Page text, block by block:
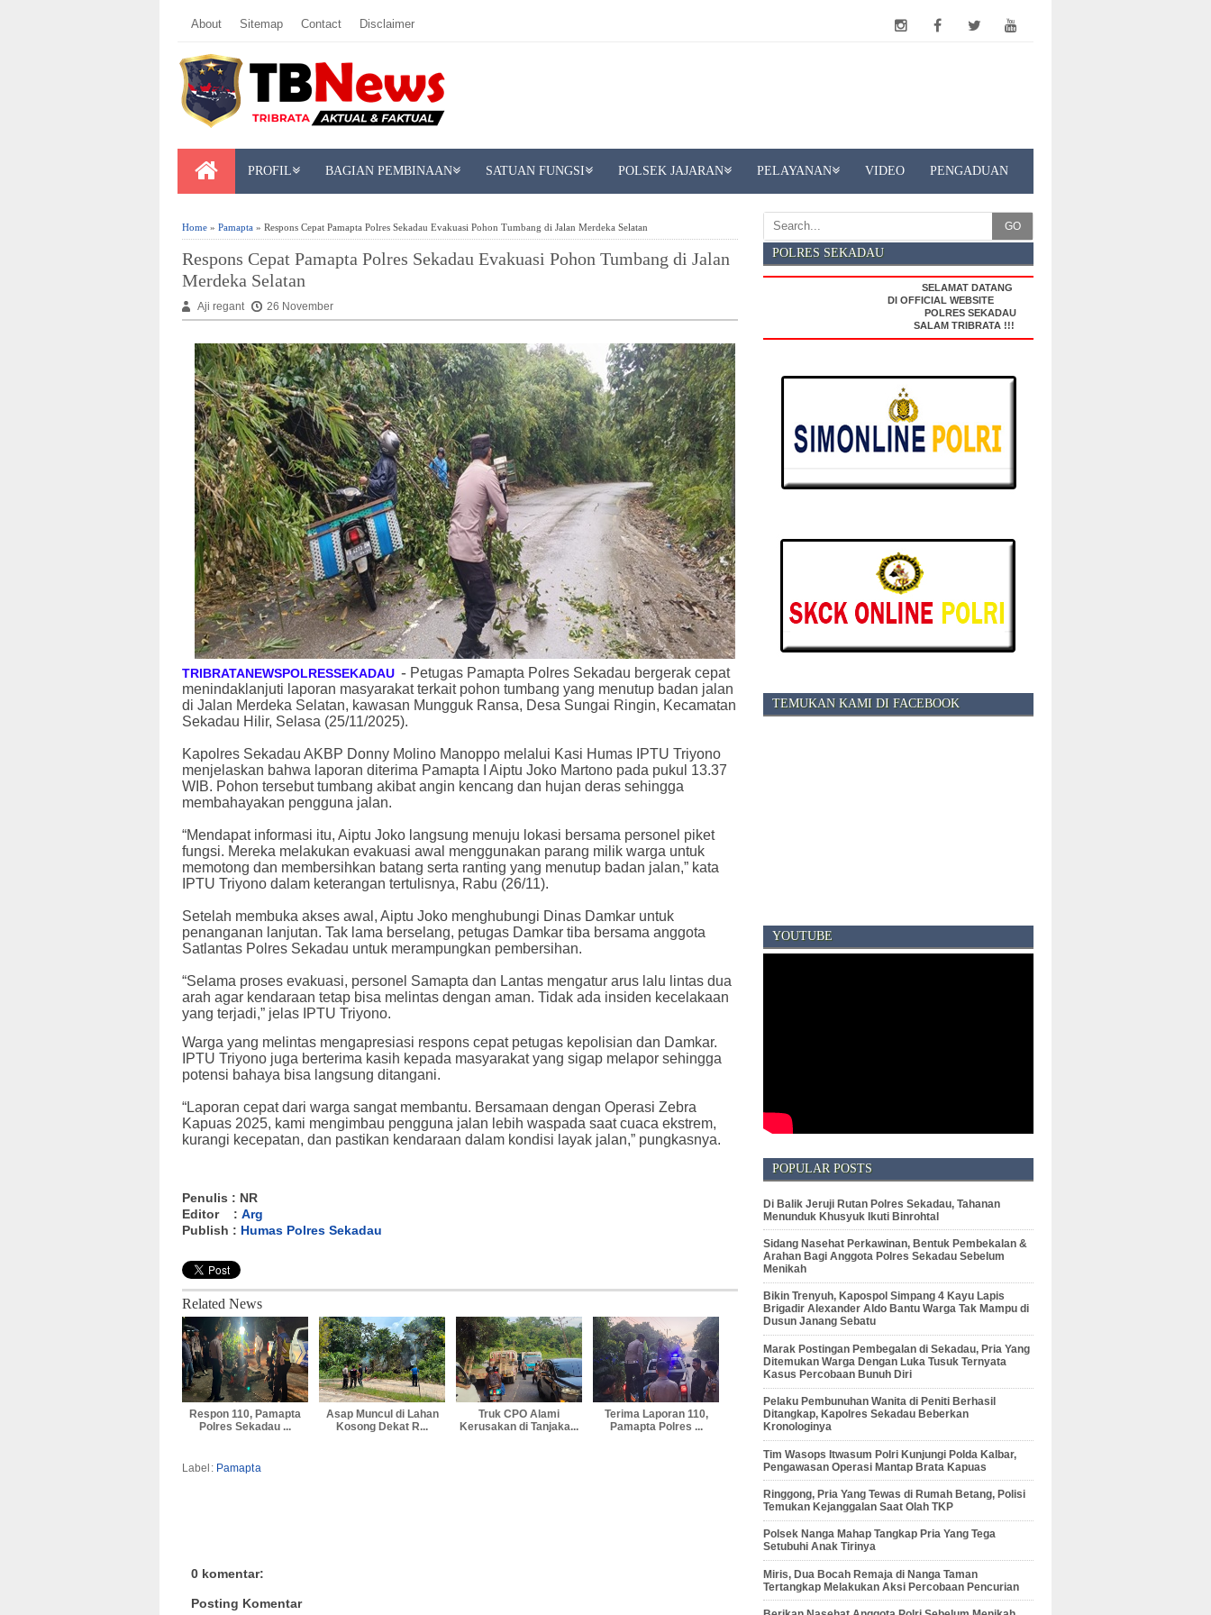
About Sitemap Contact Disclaimer
PROFIL BAGIAN PEMBINAAN SATUAN FUNGSI POLSEK JAJARAN PELAYANAN VIDEO PENGADUAN
Home » Pamapta » Respons Cepat Pamapta Polres Sekadau Evakuasi Pohon Tumbang di Jalan Merdeka Selatan
Respons Cepat Pamapta Polres Sekadau Evakuasi Pohon Tumbang di Jalan
Merdeka Selatan
Aji regant 26 November
TRIBRATANEWSPOLRESSEKADAU - Petugas Pamapta Polres Sekadau bergerak cepat
menindaklanjuti laporan masyarakat terkait pohon tumbang yang menutup badan jalan
di Jalan Merdeka Selatan, kawasan Mungguk Ransa, Desa Sungai Ringin, Kecamatan
Sekadau Hilir, Selasa (25/11/2025).
Kapolres Sekadau AKBP Donny Molino Manoppo melalui Kasi Humas IPTU Triyono
menjelaskan bahwa laporan diterima Pamapta I Aiptu Joko Martono pada pukul 13.37
WIB. Pohon tersebut tumbang akibat angin kencang dan hujan deras sehingga
membahayakan pengguna jalan.
“Mendapat informasi itu, Aiptu Joko langsung menuju lokasi bersama personel piket
fungsi. Mereka melakukan evakuasi awal menggunakan parang milik warga untuk
memotong dan membersihkan batang serta ranting yang menutup badan jalan,” kata
IPTU Triyono dalam keterangan tertulisnya, Rabu (26/11).
Setelah membuka akses awal, Aiptu Joko menghubungi Dinas Damkar untuk
penanganan lanjutan. Tak lama berselang, petugas Damkar tiba bersama anggota
Satlantas Polres Sekadau untuk merampungkan pembersihan.
“Selama proses evakuasi, personel Samapta dan Lantas mengatur arus lalu lintas dua
arah agar kendaraan tetap bisa melintas dengan aman. Tidak ada insiden kecelakaan
yang terjadi,” jelas IPTU Triyono.
Warga yang melintas mengapresiasi respons cepat petugas kepolisian dan Damkar.
IPTU Triyono juga berterima kasih kepada masyarakat yang sigap melapor sehingga
potensi bahaya bisa langsung ditangani.
“Laporan cepat dari warga sangat membantu. Bersamaan dengan Operasi Zebra
Kapuas 2025, kami mengimbau pengguna jalan lebih waspada saat cuaca ekstrem,
kurangi kecepatan, dan pastikan kendaraan dalam kondisi layak jalan,” pungkasnya.
Penulis : NR
Editor : Arg
Publish : Humas Polres Sekadau
Related News
Respon 110, Pamapta
Polres Sekadau ...
Asap Muncul di Lahan
Kosong Dekat R...
Truk CPO Alami
Kerusakan di Tanjaka...
Terima Laporan 110,
Pamapta Polres ...
Label: Pamapta
0 komentar:
Posting Komentar
GO
POLRES SEKADAU
SELAMAT DATANG
DI OFFICIAL WEBSITE
POLRES SEKADAU
SALAM TRIBRATA !!!
TEMUKAN KAMI DI FACEBOOK
YOUTUBE
POPULAR POSTS
Di Balik Jeruji Rutan Polres Sekadau, Tahanan
Menunduk Khusyuk Ikuti Binrohtal
Sidang Nasehat Perkawinan, Bentuk Pembekalan &
Arahan Bagi Anggota Polres Sekadau Sebelum
Menikah
Bikin Trenyuh, Kapospol Simpang 4 Kayu Lapis
Brigadir Alexander Aldo Bantu Warga Tak Mampu di
Dusun Janang Sebatu
Marak Postingan Pembegalan di Sekadau, Pria Yang
Ditemukan Warga Dengan Luka Tusuk Ternyata
Kasus Percobaan Bunuh Diri
Pelaku Pembunuhan Wanita di Peniti Berhasil
Ditangkap, Kapolres Sekadau Beberkan
Kronologinya
Tim Wasops Itwasum Polri Kunjungi Polda Kalbar,
Pengawasan Operasi Mantap Brata Kapuas
Ringgong, Pria Yang Tewas di Rumah Betang, Polisi
Temukan Kejanggalan Saat Olah TKP
Polsek Nanga Mahap Tangkap Pria Yang Tega
Setubuhi Anak Tirinya
Miris, Dua Bocah Remaja di Nanga Taman
Tertangkap Melakukan Aksi Percobaan Pencurian